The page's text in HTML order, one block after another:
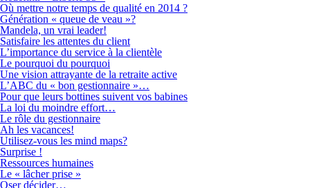
Où mettre notre temps de qualité en 2014 ?
Génération « queue de veau »?
Mandela, un vrai leader!
Satisfaire les attentes du client
L’importance du service à la clientèle
Le pourquoi du pourquoi
Une vision attrayante de la retraite active
L’ABC du « bon gestionnaire »…
Pour que leurs bottines suivent vos babines
La loi du moindre effort…
Le rôle du gestionnaire
Ah les vacances!
Utilisez-vous les mind maps?
Surprise !
Ressources humaines
Le « lâcher prise »
Oser décider…